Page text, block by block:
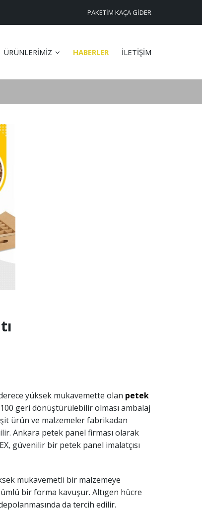
PAKETİM KAÇA GİDER
ÜRÜNLERİMİZ HABERLER İLETİŞİM
yüksek mukavemette olan petek
geri dönüştürülebilir olması ambalaj
ürün ve malzemeler fabrikadan
Ankara petek panel firması olarak
güvenilir bir petek panel imalatçısı
mukavemetli bir malzemeye
bir forma kavuşur. Altıgen hücre
da tercih edilir.